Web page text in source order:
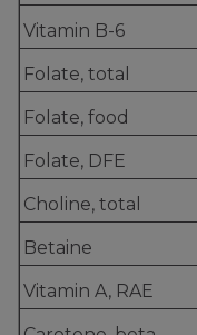
Vitamin B-6
Folate, total
Folate, food
Folate, DFE
Choline, total
Betaine
Vitamin A, RAE